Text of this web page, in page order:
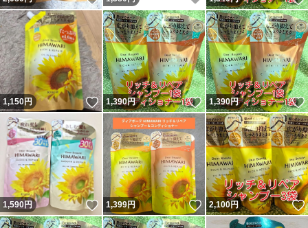
1,150円 いいね！
1,390円 いいね！
1,390円
1,590円 いいね！
1,399円 いいね！
2,100円